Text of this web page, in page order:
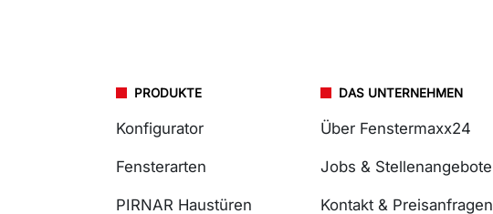
PRODUKTE
Konfigurator
Fensterarten
PIRNAR Haustüren
DAS UNTERNEHMEN
Über Fenstermaxx24
Jobs & Stellenangebote
Kontakt & Preisanfragen